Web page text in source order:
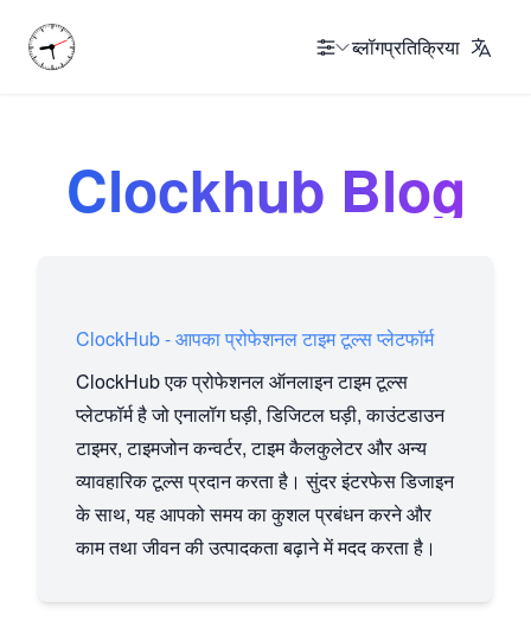
ब्लॉगप्रतिक्रिया
Clockhub Blog
ClockHub - आपका प्रोफेशनल टाइम टूल्स प्लेटफॉर्म
ClockHub एक प्रोफेशनल ऑनलाइन टाइम टूल्स
प्लेटफॉर्म है जो एनालॉग घड़ी, डिजिटल घड़ी, काउंटडाउन
टाइमर, टाइमजोन कन्वर्टर, टाइम कैलकुलेटर और अन्य
व्यावहारिक टूल्स प्रदान करता है। सुंदर इंटरफेस डिजाइन
के साथ, यह आपको समय का कुशल प्रबंधन करने और
काम तथा जीवन की उत्पादकता बढ़ाने में मदद करता है।